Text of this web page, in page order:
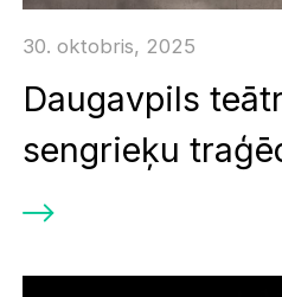
30. oktobris, 2025
Daugavpils
sengrieķu